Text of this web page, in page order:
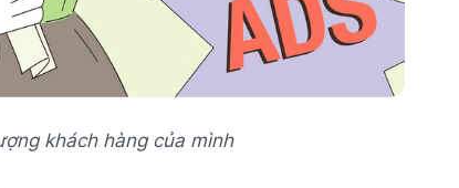
khách hàng của mình